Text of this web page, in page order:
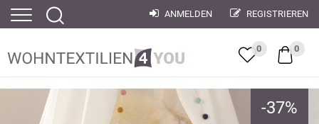
ANMELDEN REGISTRIEREN
0 0
-37%